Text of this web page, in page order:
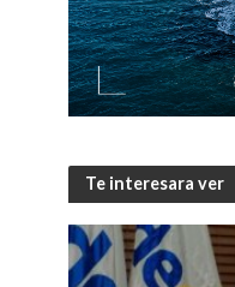
Te interesara ver